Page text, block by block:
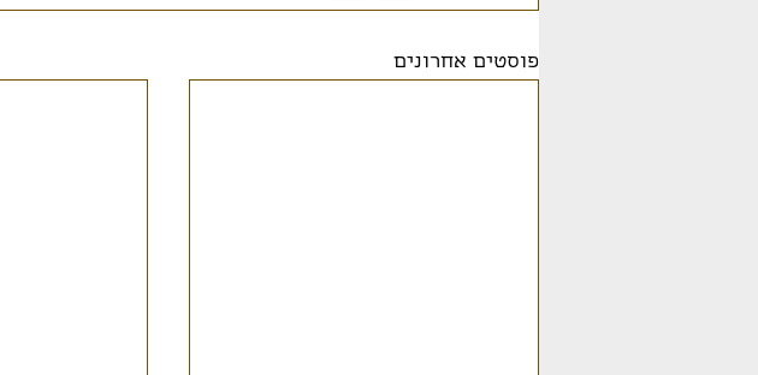
פוסטים אחרונים